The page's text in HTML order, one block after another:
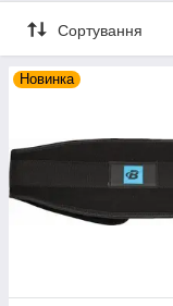
Сортування
Новинка